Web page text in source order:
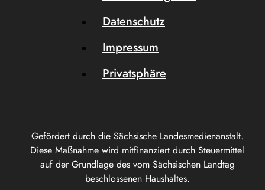
Gefördert durch die Sächsische Landesmedienanstalt.
Diese Maßnahme wird mitfinanziert durch Steuermittel
auf der Grundlage des vom Sächsischen Landtag
beschlossenen Haushaltes.
Datenschutz
Impressum
Privatsphäre